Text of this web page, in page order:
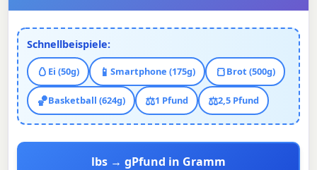
Schnellbeispiele:
🥚 Ei (50g) 📱Smartphone (175g) 🍞Brot (500g)
🏀Basketball (624g) ⚖️1 Pfund ⚖️2,5 Pfund
lbs → gPfund in Gramm